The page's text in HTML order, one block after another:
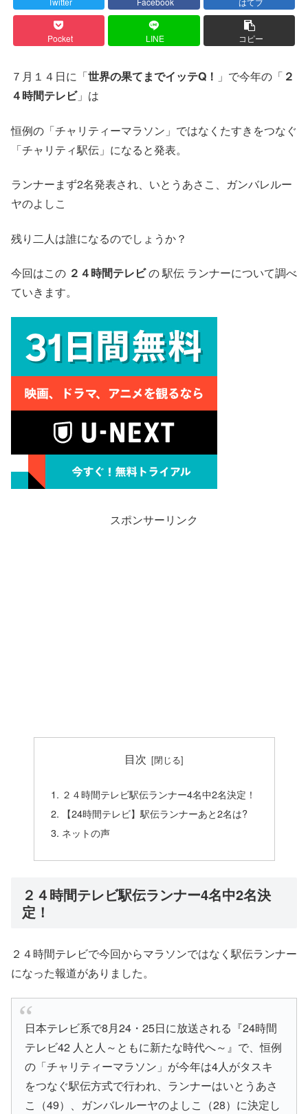
Pocket LINE コピー
７月１４日に「世界の果てまでイッテQ！ 」で今年の「 ２
４時間テレビ」は
恒例の「チャリティーマラソン」ではなくたすきをつなぐ
「チャリティ駅伝」になると発表。
ランナーまず2名発表され、いとうあさこ、ガンバレルー
ヤのよしこ
残り二人は誰になるのでしょうか？
今回はこの ２４時間テレビの 駅伝 ランナーについて調べ
ていきます。
スポンサーリンク
目次
２４時間テレビ駅伝ランナー4名中2名決定！
【24時間テレビ】駅伝ランナーあと2名は?
ネットの声
２４時間テレビ駅伝ランナー4名中2名決
定！
２４時間テレビで今回からマラソンではなく駅伝ランナー
になった報道がありました。
日本テレビ系で8月24・25日に放送される『24時間
テレビ42 人と人～ともに新たな時代へ～』で、恒例
の「チャリティーマラソン」が今年は4人がタスキ
をつなぐ駅伝方式で行われ、ランナーはいとうあさ
こ（49）、ガンバレルーヤのよしこ（28）に決定し